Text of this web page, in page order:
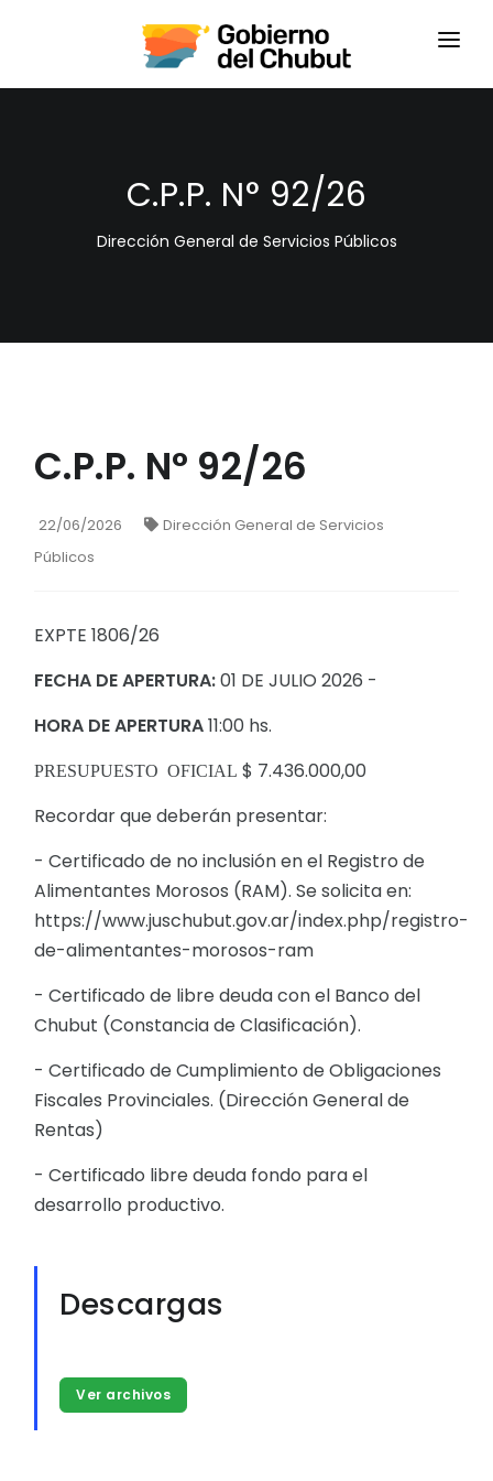
HOME
C.P.P. N° 92/26
Dirección General de Servicios Públicos
C.P.P. N° 92/26
22/06/2026
Dirección General de Servicios
Públicos
EXPTE 1806/26
FECHA DE APERTURA:01 DE JULIO 2026 -
HORA DE APERTURA11:00 hs.
PRESUPUESTO OFICIAL $ 7.436.000,00
Recordar que deberán presentar:
- Certificado de no inclusión en el Registro de
Alimentantes Morosos (RAM). Se solicita en:
https://www.juschubut.gov.ar/index.php/registro-
de-alimentantes-morosos-ram
- Certificado de libre deuda con el Banco del
Chubut (Constancia de Clasificación).
- Certificado de Cumplimiento de Obligaciones
Fiscales Provinciales. (Dirección General de
Rentas)
- Certificado libre deuda fondo para el
desarrollo productivo.
Descargas
Ver archivos